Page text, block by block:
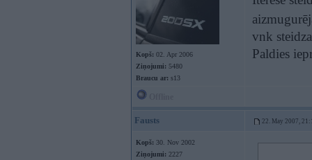
Kopš: 02. Apr 2006
Ziņojumi: 5480
Braucu ar: s13
vnk
Paldies
Fausts 22. May 2007,
Kopš: 30. Nov 2002
Ziņojumi: 2227